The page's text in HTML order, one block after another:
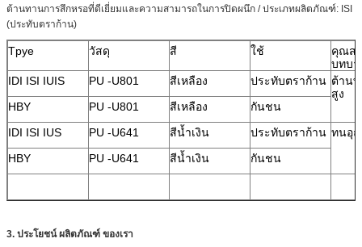
ต้านทานการสึกหรอที่ดีเยี่ยมและความสามารถในการปิดผนึก / ประเภทผลิตภัณฑ์: ISI
(ประทับตราก้าน)
Tpye วัสดุ สี ใช้
คุณส
บทบา
IDI ISI IUIS
PU -U801 สีเหลือง ประทับตราก้าน ต้าน
สูง
HBY
PU -U801 สีเหลือง
กันชน
IDI ISI IUS
PU -U641 สีน้ำเงิน ประทับตราก้าน ทนอุ
HBY
PU -U641 สีน้ำเงิน กันชน
3. ประโยชน์ผลิตภัณฑ์ ของเรา